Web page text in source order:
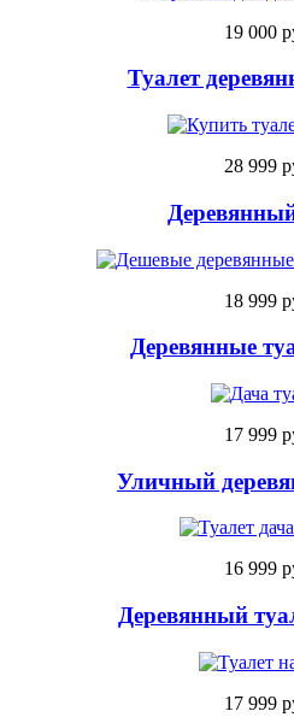
19 000
Туалет
28 999
18 999
Деревянные
17 999
Уличный
16 999
Деревянный
17 999